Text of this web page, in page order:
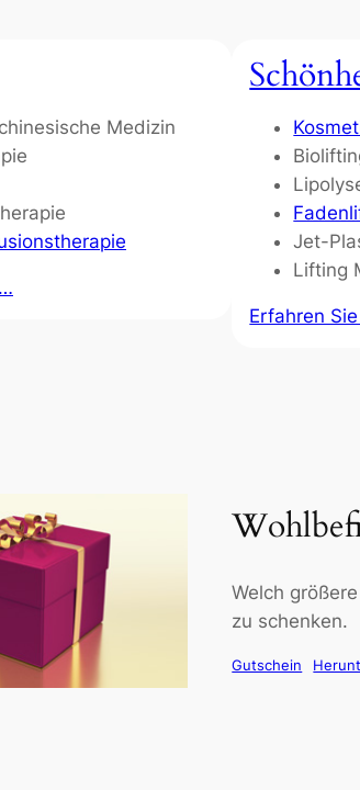
Medizin
Jet-
Lifting
Erfahren
Welch
zu schenken.
Gutschein